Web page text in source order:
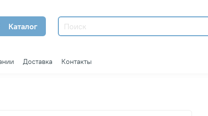
Каталог
Доставка Контакты